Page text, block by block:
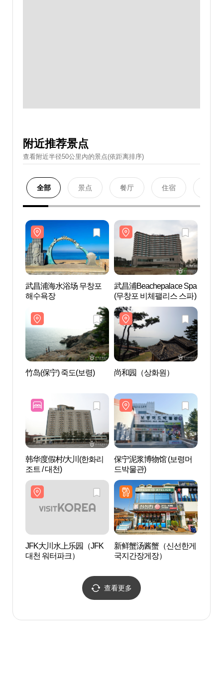
附近推荐景点
查看附近半径50公里內的景点(依距离排序)
全部 景点 餐厅 住宿
武昌浦海水浴场 무창포
해수욕장
武昌浦Beachepalace Spa
(무창포 비체팰리스 스파)
竹岛(保宁) 죽도(보령) 尚和园（상화원）
韩华度假村/大川(한화리
조트 / 대천)
保宁泥浆博物馆 (보령머
드박물관)
JFK大川水上乐园（JFK
대천 워터파크）
新鲜蟹汤酱蟹（신선한게
국지간장게장）
查看更多